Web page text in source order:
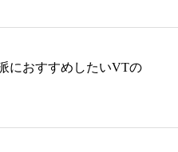
におすすめしたいVTの